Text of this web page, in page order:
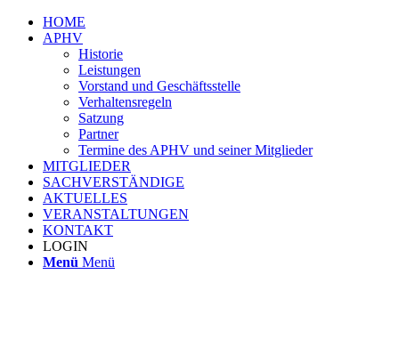
HOME
APHV
Historie
Leistungen
Vorstand und Geschäftsstelle
Verhaltensregeln
Satzung
Partner
Termine des APHV und seiner Mitglieder
MITGLIEDER
SACHVERSTÄNDIGE
AKTUELLES
VERANSTALTUNGEN
KONTAKT
LOGIN
Menü Menü